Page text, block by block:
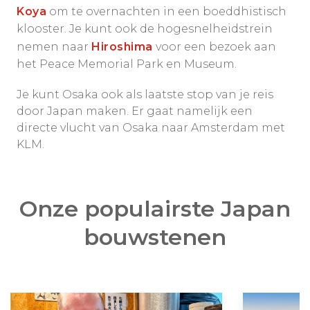
Koya om te overnachten in een boeddhistisch
klooster. Je kunt ook de hogesnelheidstrein
nemen naar Hiroshima voor een bezoek aan
het Peace Memorial Park en Museum.
Je kunt Osaka ook als laatste stop van je reis
door Japan maken. Er gaat namelijk een
directe vlucht van Osaka naar Amsterdam met
KLM.
Onze populairste Japan
bouwstenen